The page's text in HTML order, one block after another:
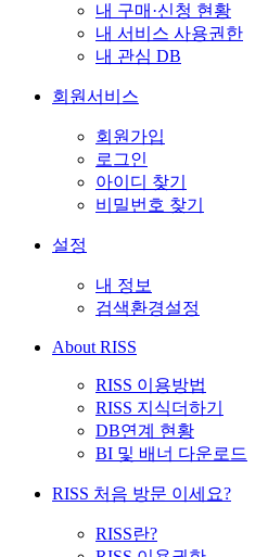
내 구매·신청 현황
내 서비스 사용권한
내 관심 DB
회원서비스
회원가입
로그인
아이디 찾기
비밀번호 찾기
설정
내 정보
검색환경설정
About RISS
RISS 이용방법
RISS 지식더하기
DB연계 현황
BI 및 배너 다운로드
RISS 처음 방문 이세요?
RISS란?